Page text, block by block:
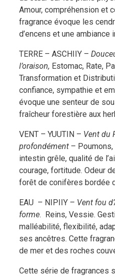
Amour, compréhension et
fragrance évoque les
d’encens et une ambiance
TERRE – ASCHIIY –
l’oraison, Estomac, Rate,
Transformation et
confiance, sympathie et
évoque une senteur de
fraîcheur forestière aux
VENT – YUUTIN – Vent du
profondément –
intestin grêle, qualité de
courage, fortitude. Odeur
forêt de conifères bordée
EAU – NIPIIY – Vent fou
forme. Reins, Vessie.
malléabilité, flexibilité,
ses ancêtres. Cette
de mer et des roches
Cette série de fragrances